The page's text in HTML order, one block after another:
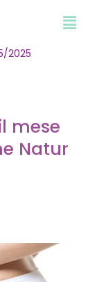
2025
mese
Natur